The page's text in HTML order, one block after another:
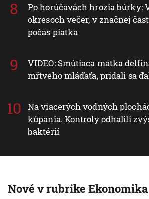
Po horúčavách hrozia búrky:
okresoch večer, v značnej
počas piatka
VIDEO: Smútiaca matka
mŕtveho mláďaťa, pridali sa
Na viacerých vodných
kúpania. Kontroly odhalili
baktérií
Nové v rubrike Ekonomika